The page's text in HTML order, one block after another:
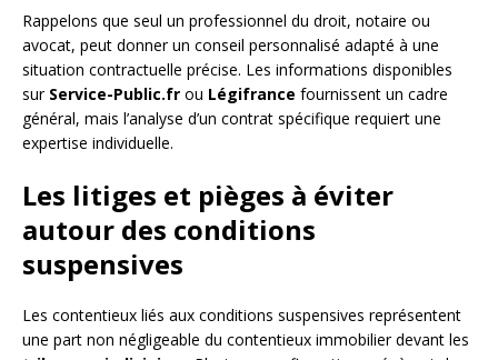
Rappelons que seul un professionnel du droit, notaire ou
avocat, peut donner un conseil personnalisé adapté à une
situation contractuelle précise. Les informations disponibles
sur Service-Public.fr ou Légifrance fournissent un cadre
général, mais l’analyse d’un contrat spécifique requiert une
expertise individuelle.
Les litiges et pièges à éviter
autour des conditions
suspensives
Les contentieux liés aux conditions suspensives représentent
une part non négligeable du contentieux immobilier devant les